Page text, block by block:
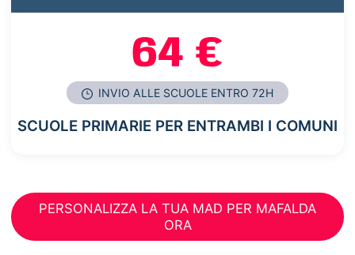
64 €
INVIO ALLE SCUOLE ENTRO 72H
SCUOLE PRIMARIE PER ENTRAMBI I COMUNI
PERSONALIZZA LA TUA MAD PER MAFALDA
ORA